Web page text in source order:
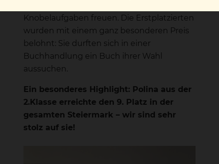
Knobelaufgaben freuen. Die Erstplatzierten
wurden mit einem ganz besonderen Preis
belohnt: Sie durften sich in einer
Buchhandlung ein Buch ihrer Wahl
aussuchen.
Ein besonderes Highlight: Polina aus der
2.Klasse erreichte den 9. Platz in der
gesamten Steiermark – wir sind sehr
stolz auf sie!